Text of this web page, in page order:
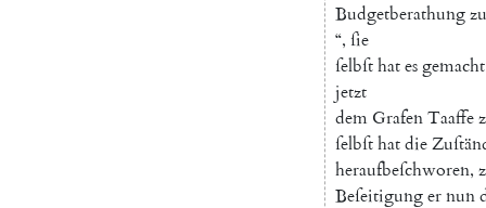
Budgetberathung
“, ſie
ſelbſthatesgemacht
jetzt
dem GrafenTaaffe
ſelbſthatdie
heraufbeſchworen,
Beſeitigungernun